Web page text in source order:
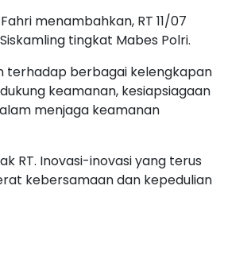
menambahkan, RT 11/07
tingkat Mabes Polri.
terhadap berbagai kelengkapan
keamanan, kesiapsiagaan
menjaga keamanan
RT. Inovasi-inovasi yang terus
kebersamaan dan kepedulian